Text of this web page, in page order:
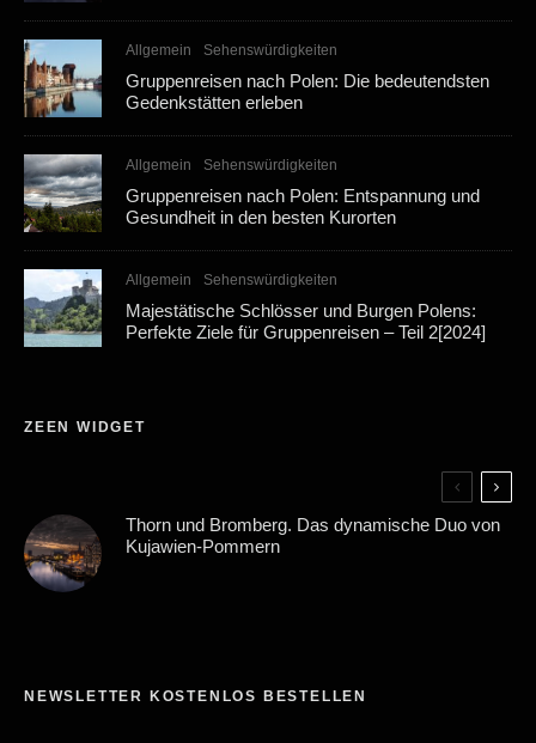
Allgemein Sehenswürdigkeiten
Gruppenreisen nach Polen: Die bedeutendsten
Gedenkstätten erleben
Allgemein Sehenswürdigkeiten
Gruppenreisen nach Polen: Entspannung und
Gesundheit in den besten Kurorten
Allgemein Sehenswürdigkeiten
Majestätische Schlösser und Burgen Polens:
Perfekte Ziele für Gruppenreisen – Teil 2[2024]
ZEEN WIDGET
Thorn und Bromberg. Das dynamische Duo von
Kujawien-Pommern
NEWSLETTER KOSTENLOS BESTELLEN